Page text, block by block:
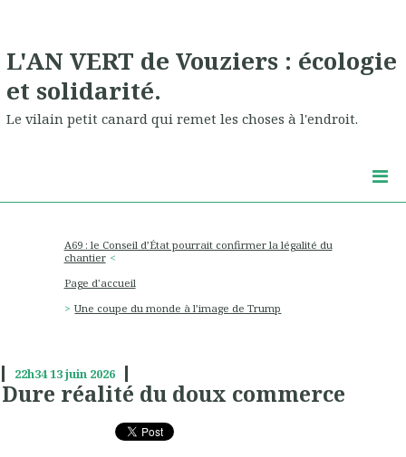
L'AN VERT de Vouziers : écologie
et solidarité.
Le vilain petit canard qui remet les choses à l'endroit.
A69 : le Conseil d’État pourrait confirmer la légalité du
chantier
Page d'accueil
Une coupe du monde à l’image de Trump
22h3413juin 2026
Dure réalité du doux commerce